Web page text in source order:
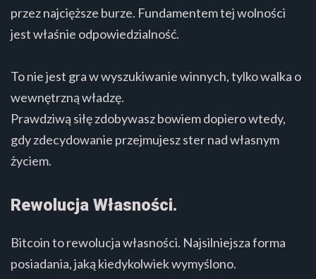
przez najcięższe burze. Fundamentem tej wolności
jest właśnie odpowiedzialność.
To nie jest gra w wyszukiwanie winnych, tylko walka o
wewnętrzną władzę.
Prawdziwą siłę zdobywasz bowiem dopiero wtedy,
gdy zdecydowanie przejmujesz ster nad własnym
życiem.
Rewolucja Własności.
Bitcoin to rewolucja własności. Najsilniejsza forma
posiadania, jaką kiedykolwiek wymyślono.